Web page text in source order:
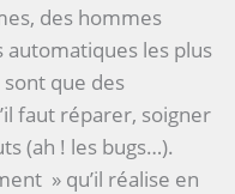
des hommes
les plus
que des
faut réparer, soigner
(ah ! les bugs…).
» qu’il réalise en